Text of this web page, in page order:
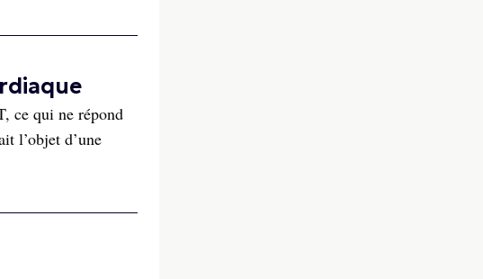
ce qui ne répond
l’objet d’une